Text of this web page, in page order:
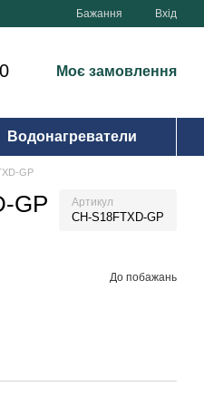
Бажання Вхід
Моє замовлення
Водонагреватели
GP
GP Артикул
CH-S18FTXD-GP
До побажань